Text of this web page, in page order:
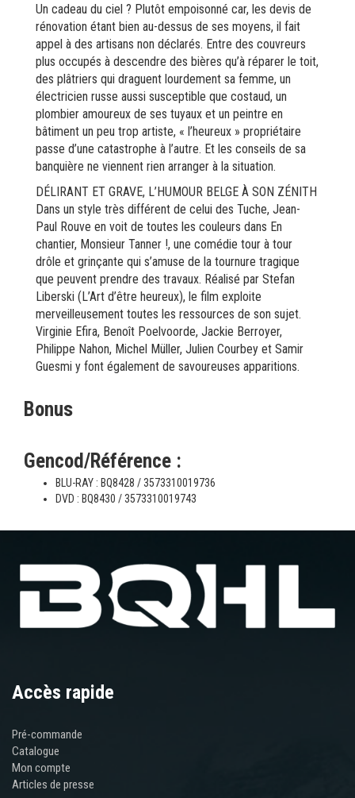
Un cadeau du ciel ? Plutôt empoisonné car, les devis de
rénovation étant bien au-dessus de ses moyens, il fait
appel à des artisans non déclarés. Entre des couvreurs
plus occupés à descendre des bières qu’à réparer le toit,
des plâtriers qui draguent lourdement sa femme, un
électricien russe aussi susceptible que costaud, un
plombier amoureux de ses tuyaux et un peintre en
bâtiment un peu trop artiste, « l’heureux » propriétaire
passe d’une catastrophe à l’autre. Et les conseils de sa
banquière ne viennent rien arranger à la situation.
DÉLIRANT ET GRAVE, L’HUMOUR BELGE À SON ZÉNITH
Dans un style très différent de celui des Tuche, Jean-
Paul Rouve en voit de toutes les couleurs dans En
chantier, Monsieur Tanner !, une comédie tour à tour
drôle et grinçante qui s’amuse de la tournure tragique
que peuvent prendre des travaux. Réalisé par Stefan
Liberski (L’Art d’être heureux), le film exploite
merveilleusement toutes les ressources de son sujet.
Virginie Efira, Benoît Poelvoorde, Jackie Berroyer,
Philippe Nahon, Michel Müller, Julien Courbey et Samir
Guesmi y font également de savoureuses apparitions.
Bonus
Gencod/Référence :
BLU-RAY : BQ8428 / 3573310019736
DVD : BQ8430 / 3573310019743
Accès rapide
Pré-commande
Catalogue
Mon compte
Articles de presse